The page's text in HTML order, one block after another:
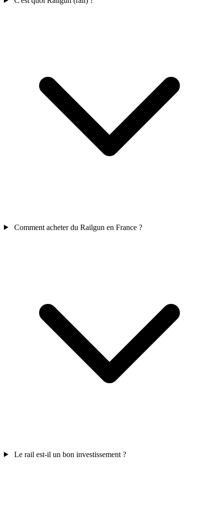
Comment acheter du Railgun en France ?
Le rail est-il un bon investissement ?